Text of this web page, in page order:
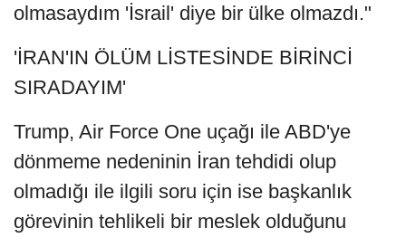
olmasaydım 'İsrail' diye bir ülke olmazdı."
'İRAN'IN ÖLÜM LİSTESİNDE BİRİNCİ
SIRADAYIM'
Trump, Air Force One uçağı ile ABD'ye
dönmeme nedeninin İran tehdidi olup
olmadığı ile ilgili soru için ise başkanlık
görevinin tehlikeli bir meslek olduğunu